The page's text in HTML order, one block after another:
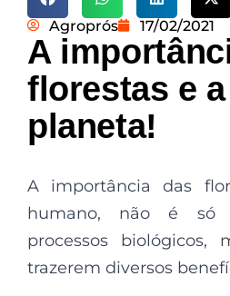
Agroprós 17/02/2021
A
florestas e
planeta!
A importância das
humano, não é só
processos biológicos,
trazerem diversos